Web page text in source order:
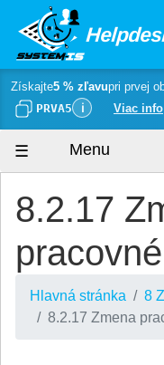
Získajte5 % zľavupri prvej
PRVA5
ℹ Viac info
Menu
8.2.17
Hlavná stránka
8
8.2.17 Zmena